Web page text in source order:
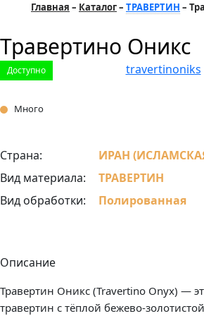
Главная Каталог ТРАВЕРТИН
Травертино Оникс
Доступно
Много
Страна:
ИРАН
Вид материала:
ТРАВЕРТИН
Вид обработки:
Полированная
Описание
Травертин Оникс (Travertino Onyx) —
травертин с тёплой бежево-